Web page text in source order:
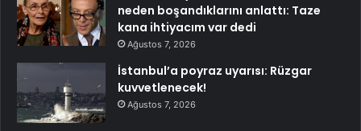
neden boşandıklarını anlattı: Taze
kana ihtiyacım var dedi
Ağustos 7, 2026
İstanbul’a poyraz uyarısı: Rüzgar
kuvvetlenecek!
Ağustos 7, 2026